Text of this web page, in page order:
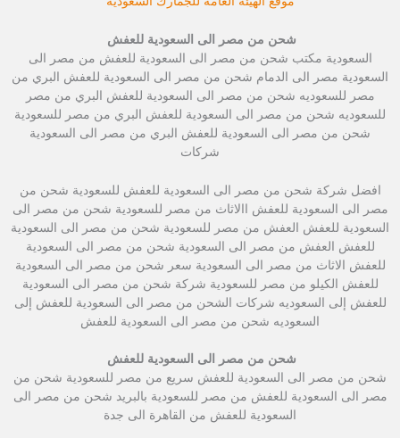
شحن من مصر الى السعودية للعفش
السعودية مكتب شحن من مصر الى السعودية للعفش من مصر الى
السعودية مصر الى الدمام شحن من مصر الى السعودية للعفش البري من
مصر للسعوديه شحن من مصر الى السعودية للعفش البري من مصر
للسعوديه شحن من مصر الى السعودية للعفش البري من مصر للسعودية
شحن من مصر الى السعودية للعفش البري من مصر الى السعودية
شركات
افضل شركة شحن من مصر الى السعودية للعفش للسعودية شحن من
مصر الى السعودية للعفش االاثاث من مصر للسعودية شحن من مصر الى
السعودية للعفش العفش من مصر للسعودية شحن من مصر الى السعودية
للعفش العفش من مصر الى السعودية شحن من مصر الى السعودية
للعفش الاثاث من مصر الى السعودية سعر شحن من مصر الى السعودية
للعفش الكيلو من مصر للسعودية شركة شحن من مصر الى السعودية
للعفش إلى السعوديه شركات الشحن من مصر الى السعودية للعفش إلى
السعوديه شحن من مصر الى السعودية للعفش
شحن من مصر الى السعودية للعفش
شحن من مصر الى السعودية للعفش سريع من مصر للسعودية شحن من
مصر الى السعودية للعفش من مصر للسعودية بالبريد شحن من مصر الى
السعودية للعفش من القاهرة الى جدة